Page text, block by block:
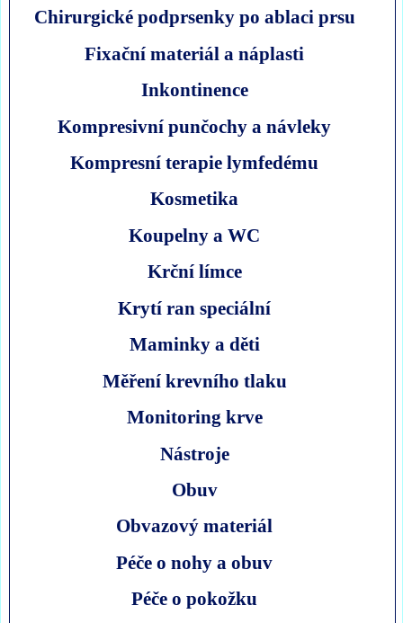
Chirurgické podprsenky po ablaci prsu
Fixační materiál a náplasti
Inkontinence
Kompresivní punčochy a návleky
Kompresní terapie lymfedému
Kosmetika
Koupelny a WC
Krční límce
Krytí ran speciální
Maminky a děti
Měření krevního tlaku
Monitoring krve
Nástroje
Obuv
Obvazový materiál
Péče o nohy a obuv
Péče o pokožku